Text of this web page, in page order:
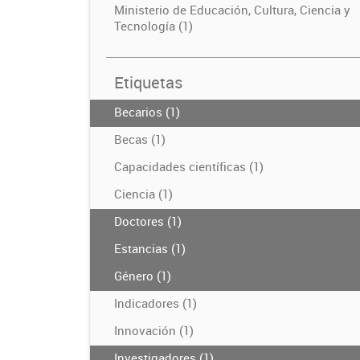
Ministerio de Educación, Cultura, Ciencia y
Tecnología (1)
Etiquetas
Becarios (1)
Becas (1)
Capacidades científicas (1)
Ciencia (1)
Doctores (1)
Estancias (1)
Género (1)
Indicadores (1)
Innovación (1)